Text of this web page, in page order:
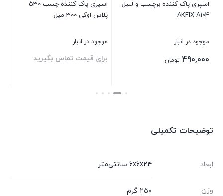
اسپری پاک کننده برچسب و لیبل
AKFIX A104
موجود در انبار
490,000 تومان
اسپری پاک کننده چسب 530
پلاس اوکی 300 میل
موجود در انبار
برای قیمت تماس بگیرید
بستن
توضیحات تکمیلی
ابعاد ۶x۶x۲۴ سانتی‌متر
وزن ۲۵۰ گرم